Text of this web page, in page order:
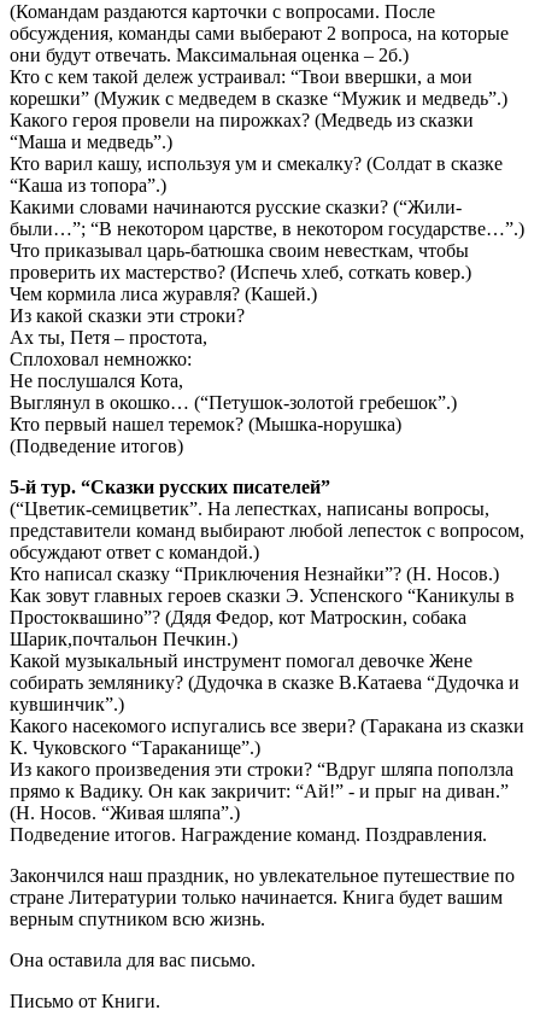
(Командам раздаются карточки с вопросами. После
обсуждения, команды сами выберают 2 вопроса, на которые
они будут отвечать. Максимальная оценка – 2б.)
Кто с кем такой дележ устраивал: “Твои ввершки, а мои
корешки” (Мужик с медведем в сказке “Мужик и медведь”.)
Какого героя провели на пирожках? (Медведь из сказки
“Маша и медведь”.)
Кто варил кашу, используя ум и смекалку? (Солдат в сказке
“Каша из топора”.)
Какими словами начинаются русские сказки? (“Жили-
были…”; “В некотором царстве, в некотором государстве…”.)
Что приказывал царь-батюшка своим невесткам, чтобы
проверить их мастерство? (Испечь хлеб, соткать ковер.)
Чем кормила лиса журавля? (Кашей.)
Из какой сказки эти строки?
Ах ты, Петя – простота,
Сплоховал немножко:
Не послушался Кота,
Выглянул в окошко… (“Петушок-золотой гребешок”.)
Кто первый нашел теремок? (Мышка-норушка)
(Подведение итогов)
5-й тур. “Сказки русских писателей”
(“Цветик-семицветик”. На лепестках, написаны вопросы,
представители команд выбирают любой лепесток с вопросом,
обсуждают ответ с командой.)
Кто написал сказку “Приключения Незнайки”? (Н. Носов.)
Как зовут главных героев сказки Э. Успенского “Каникулы в
Простоквашино”? (Дядя Федор, кот Матроскин, собака
Шарик,почтальон Печкин.)
Какой музыкальный инструмент помогал девочке Жене
собирать землянику? (Дудочка в сказке В.Катаева “Дудочка и
кувшинчик”.)
Какого насекомого испугались все звери? (Таракана из сказки
К. Чуковского “Тараканище”.)
Из какого произведения эти строки? “Вдруг шляпа поползла
прямо к Вадику. Он как закричит: “Ай!” - и прыг на диван.”
(Н. Носов. “Живая шляпа”.)
Подведение итогов. Награждение команд. Поздравления.
Закончился наш праздник, но увлекательное путешествие по
стране Литературии только начинается. Книга будет вашим
верным спутником всю жизнь.
Она оставила для вас письмо.
Письмо от Книги.